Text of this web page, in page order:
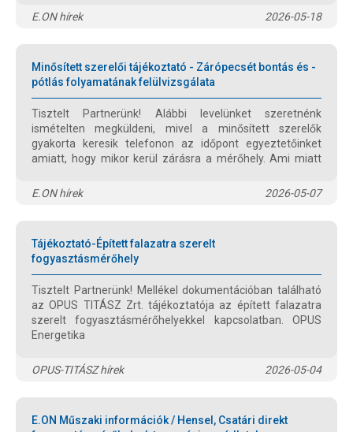
számara, hanem a regisztrált szerelők érintettsége miatt
E.ON hírek 2026-05-18
Minősített szerelői tájékoztató - Zárópecsét bontás és -
pótlás folyamatának felülvizsgálata
Tisztelt Partnerünk! Alábbi levelünket szeretnénk
ismételten megküldeni, mivel a minősített szerelők
gyakorta keresik telefonon az időpont egyeztetőinket
amiatt, hogy mikor kerül zárásra a mérőhely. Ami miatt
időszakban a jelenleg is érvényben lévő kérésünket.
E.ON hírek 2026-05-07
Tájékoztató-Épített falazatra szerelt
fogyasztásmérőhely
Tisztelt Partnerünk! Mellékel dokumentációban található
az OPUS TITÁSZ Zrt. tájékoztatója az épített falazatra
szerelt fogyasztásmérőhelyekkel kapcsolatban. OPUS
Energetika
OPUS-TITÁSZ hírek 2026-05-04
E.ON Műszaki információk / Hensel, Csatári direkt